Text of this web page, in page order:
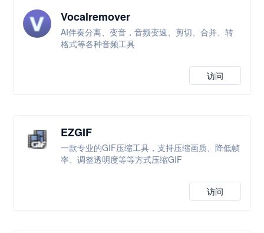
Vocalremover
AI伴奏分离、变音，音频变速、剪切、合并、转
格式等各种音频工具
访问
EZGIF
一款专业的GIF压缩工具，支持压缩画质、降低帧
率、调整透明度等等方式压缩GIF
访问